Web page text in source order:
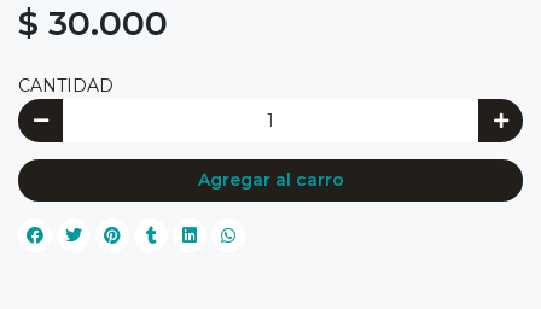
$ 30.000
CANTIDAD
Agregar al carro